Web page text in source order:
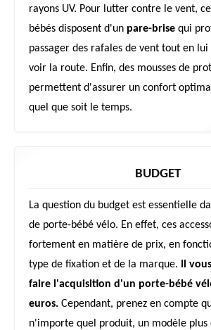
rayons UV. Pour lutter contre le vent,
bébés disposent d'un pare-brise qui
passager des rafales de vent tout en
voir la route. Enfin, des mousses de
permettent d'assurer un confort
quel que soit le temps.
BUDGET
La question du budget est essentielle
de porte-bébé vélo. En effet, ces
fortement en matière de prix, en
type de fixation et de la marque.
Il
faire l'acquisition d'un porte-bébé
euros. Cependant, prenez en compte
n'importe quel produit, un modèle plus